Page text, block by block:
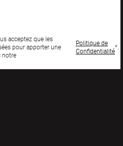
acceptez que les
pour apporter une
notre
Politique de
Confidentialité
*.